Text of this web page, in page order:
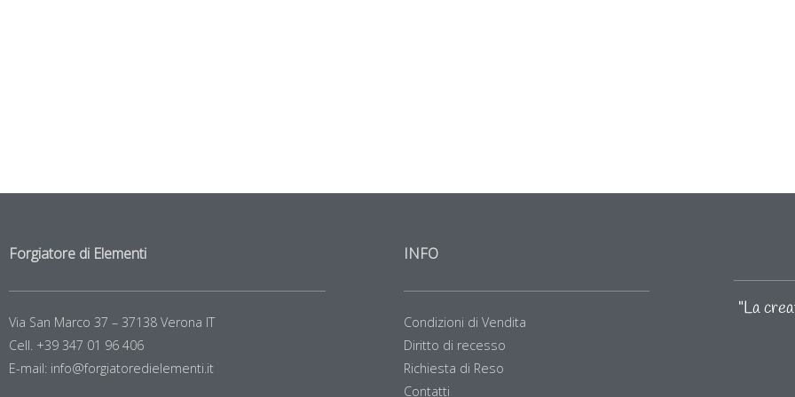
Forgiatore di Elementi
Via San Marco 37 – 37138 Verona IT
Cell. +39 347 01 96 406
E-mail: info@forgiatoredielementi.it
INFO
Condizioni di Vendita
Diritto di recesso
Richiesta di Reso
Contatti
"La